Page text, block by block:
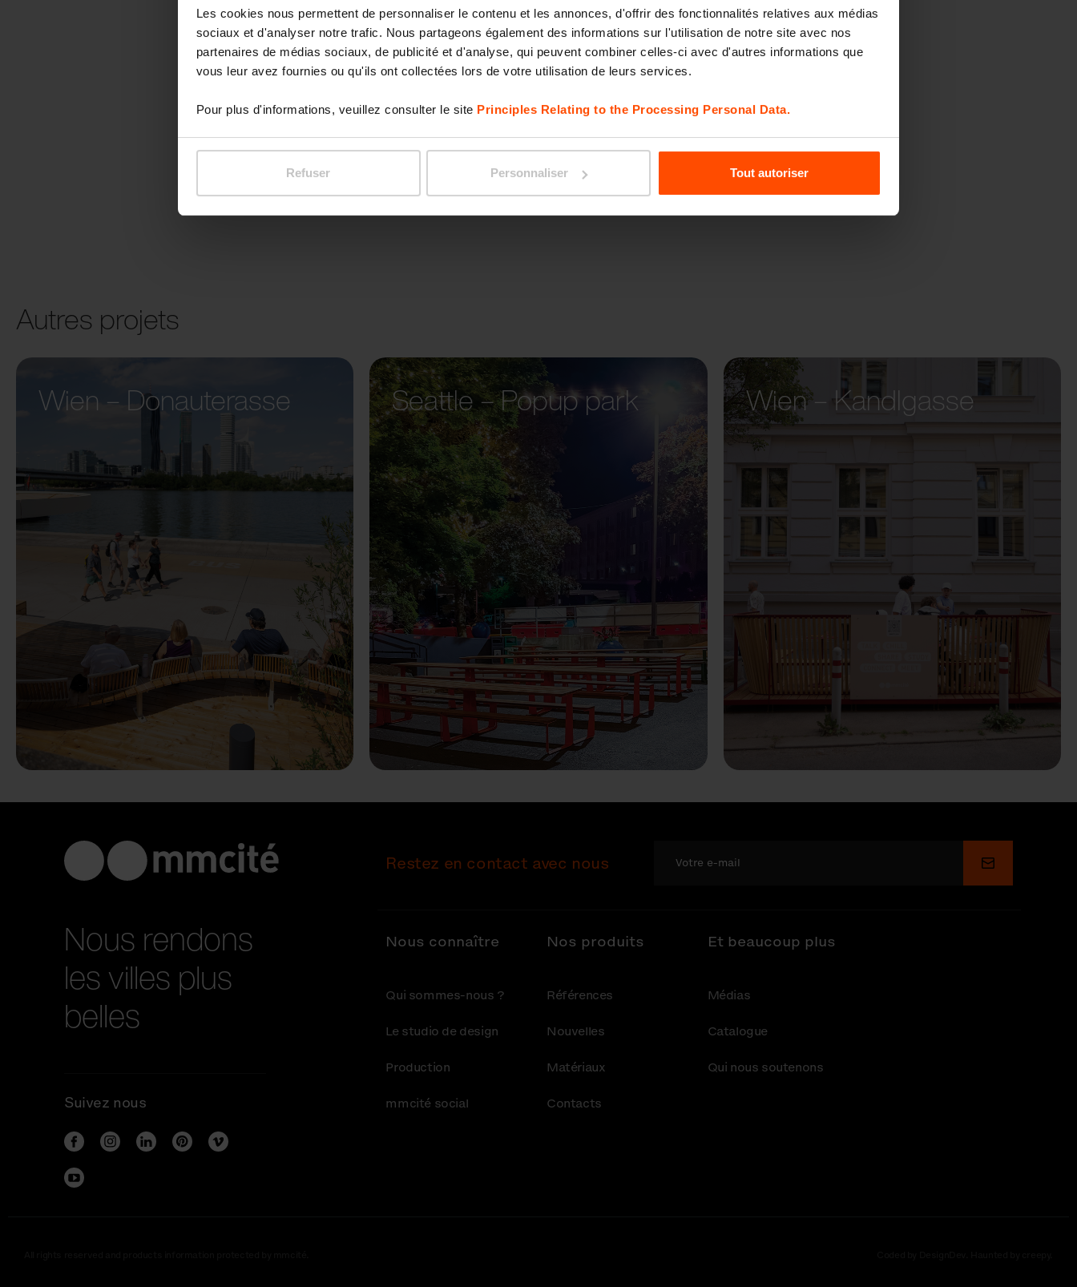
Les cookies nous permettent de personnaliser le contenu et les annonces, d'offrir des fonctionnalités relatives aux médias
sociaux et d'analyser notre trafic. Nous partageons également des informations sur l'utilisation de notre site avec nos
partenaires de médias sociaux, de publicité et d'analyse, qui peuvent combiner celles-ci avec d'autres informations que
vous leur avez fournies ou qu'ils ont collectées lors de votre utilisation de leurs services.
Pour plus d'informations, veuillez consulter le site Principles Relating to the Processing Personal Data.
Refuser Personnaliser Tout autoriser
INTERVERA
Autres projets
Wien – Donauterasse
Seattle – Popup park Wien – Kandlgasse
Nous rendons
les villes plus
belles
Suivez nous
Restez en contact avec nous Soumettre
Nous connaître
Qui sommes-nous ?
Le studio de design
Production
mmcité social
Nos produits
Références
Nouvelles
Matériaux
Contacts
Et beaucoup plus
Médias
Catalogue
Qui nous soutenons